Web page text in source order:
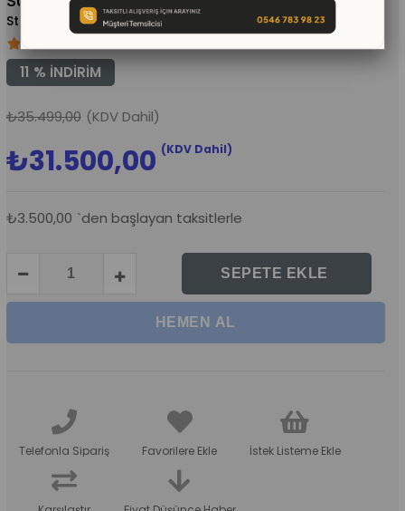
(KMS610)
%
11 İNDIRIM
₺35.499,00 (KDV Dahil)
₺31.500,00 (KDV Dahil)
₺3.500,00 `den başlayan taksitlerle
Telefonla Sipariş Favorilere Ekle İstek Listeme Ekle